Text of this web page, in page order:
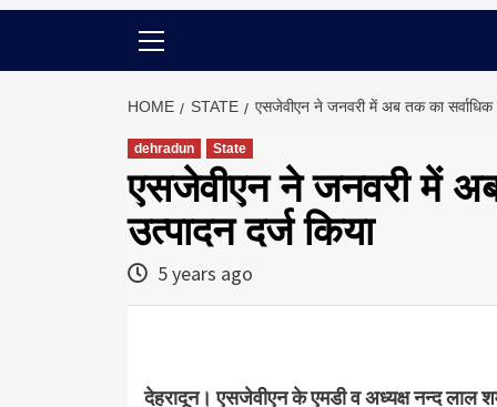
HOME STATE एसजेवीएन ने जनवरी में अब तक का सर्वाधिक
dehradun State
एसजेवीएन ने जनवरी में अब
उत्‍पादन दर्ज किया
5 years ago
देहरादून। एसजेवीएन के एमडी व अध्यक्ष नन्‍द लाल